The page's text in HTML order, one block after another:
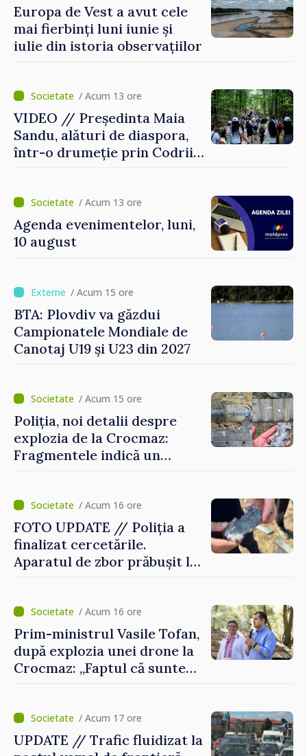
Europa de Vest a avut cele
mai fierbinți luni iunie și
iulie din istoria observațiilor
/ Acum 13 ore
VIDEO // Președinta Maia
Sandu, alături de diaspora,
într-o drumeție prin Codrii
/ Acum 13 ore
Agenda evenimentelor, luni,
10 august
/ Acum 15 ore
BTA: Plovdiv va găzdui
Campionatele Mondiale de
Canotaj U19 și U23 din 2027
/ Acum 15 ore
Poliția, noi detalii despre
explozia de la Crocmaz:
Fragmentele indică un
/ Acum 16 ore
FOTO UPDATE // Poliția a
finalizat cercetările.
Aparatul de zbor prăbușit la
/ Acum 16 ore
Prim-ministrul Vasile Tofan,
după explozia unei drone la
Crocmaz: „Faptul că suntem
/ Acum 17 ore
UPDATE // Trafic fluidizat la